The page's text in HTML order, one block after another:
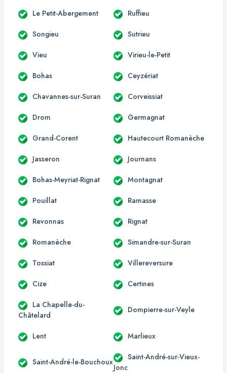
Le Petit-Abergement Ruffieu
Songieu Sutrieu
Vieu Virieu-le-Petit
Bohas Ceyzériat
Chavannes-sur-Suran Corveissiat
Drom Germagnat
Grand-Corent Hautecourt Romanèche
Jasseron Journans
Bohas-Meyriat-Rignat Montagnat
Pouillat Ramasse
Revonnas Rignat
Romanèche Simandre-sur-Suran
Tossiat Villereversure
Cize Certines
La Chapelle-du-
Châtelard
Dompierre-sur-Veyle
Lent Marlieux
Saint-André-le-Bouchoux
Saint-André-sur-Vieux-
Jonc